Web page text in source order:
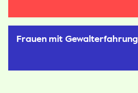
Frauen mit Gewalterfahrung